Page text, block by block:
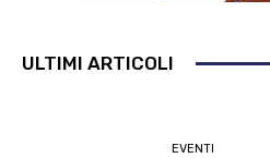
ULTIMI ARTICOLI
EVENTI